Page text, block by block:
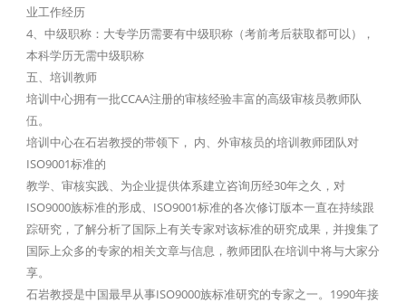
业工作经历
4、中级职称：大专学历需要有中级职称（考前考后获取都可以），
本科学历无需中级职称
五、培训教师
培训中心拥有一批CCAA注册的审核经验丰富的高级审核员教师队
伍。
培训中心在石岩教授的带领下， 内、外审核员的培训教师团队对
ISO9001标准的
教学、审核实践、为企业提供体系建立咨询历经30年之久，对
ISO9000族标准的形成、ISO9001标准的各次修订版本一直在持续跟
踪研究，了解分析了国际上有关专家对该标准的研究成果，并搜集了
国际上众多的专家的相关文章与信息，教师团队在培训中将与大家分
享。
石岩教授是中国最早从事ISO9000族标准研究的专家之一。1990年接